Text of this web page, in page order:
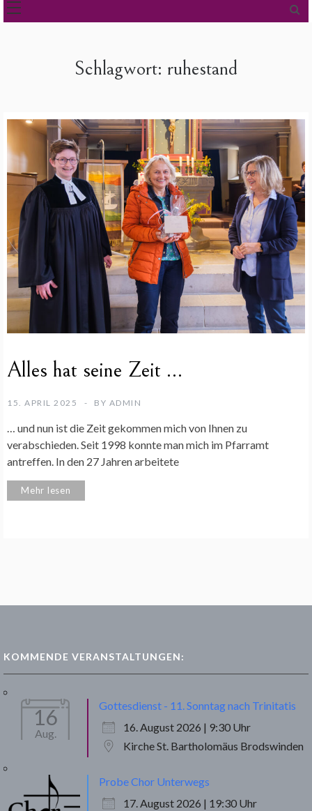
Schlagwort: ruhestand
Alles hat seine Zeit …
15. APRIL 2025 BY ADMIN
… und nun ist die Zeit gekommen mich von Ihnen zu
verabschieden. Seit 1998 konnte man mich im Pfarramt
antreffen. In den 27 Jahren arbeitete
Mehr lesen
KOMMENDE VERANSTALTUNGEN:
16
Aug.
Gottesdienst - 11. Sonntag nach Trinitatis
16. August 2026 | 9:30 Uhr
Kirche St. Bartholomäus Brodswinden
Probe Chor Unterwegs
17. August 2026 | 19:30 Uhr